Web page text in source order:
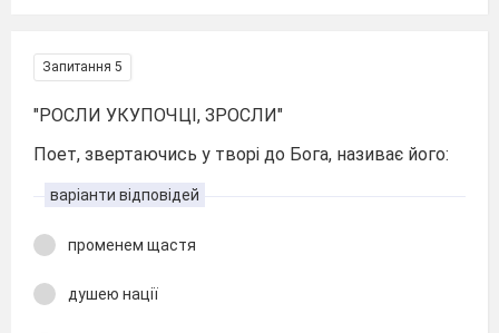
Запитання 5
"РОСЛИ УКУПОЧЦІ, ЗРОСЛИ"
Поет, звертаючись у творі до Бога, називає його:
варіанти відповідей
променем щастя
душею нації